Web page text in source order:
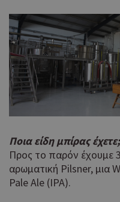
Ποια είδη μπίρας έχετε;
Προς το παρόν έχουμε
αρωματική Pilsner, μια
Pale Ale (ΙΡΑ).